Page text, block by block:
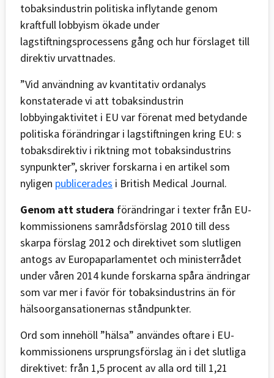
tobaksindustrin politiska inflytande genom
kraftfull lobbyism ökade under
lagstiftningsprocessens gång och hur förslaget till
direktiv urvattnades.
”Vid användning av kvantitativ ordanalys
konstaterade vi att tobaksindustrin
lobbyingaktivitet i EU var förenat med betydande
politiska förändringar i lagstiftningen kring EU: s
tobaksdirektiv i riktning mot tobaksindustrins
synpunkter”, skriver forskarna i en artikel som
nyligen publicerades i British Medical Journal.
Genom att studera förändringar i texter från EU-
kommissionens samrådsförslag 2010 till dess
skarpa förslag 2012 och direktivet som slutligen
antogs av Europaparlamentet och ministerrådet
under våren 2014 kunde forskarna spåra ändringar
som var mer i favör för tobaksindustrins än för
hälsoorgansationernas ståndpunkter.
Ord som innehöll ”hälsa” användes oftare i EU-
kommissionens ursprungsförslag än i det slutliga
direktivet: från 1,5 procent av alla ord till 1,21